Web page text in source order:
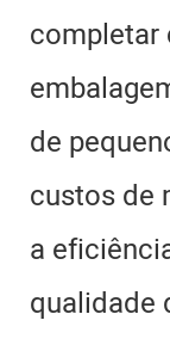
completar
de
custos de
a
qualidade